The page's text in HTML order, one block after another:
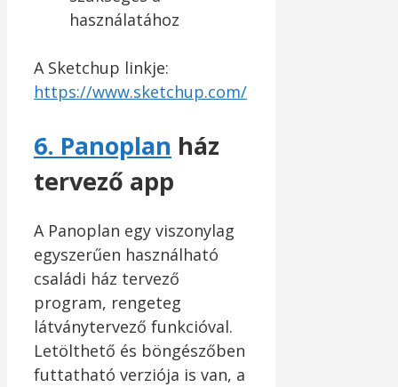
használatához
A Sketchup linkje:
https://www.sketchup.com/
6. Panoplan ház
tervező app
A Panoplan egy viszonylag
egyszerűen használható
családi ház tervező
program, rengeteg
látványtervező funkcióval.
Letölthető és böngészőben
futtatható verziója is van, a